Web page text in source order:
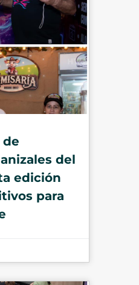
de
del
edición
para